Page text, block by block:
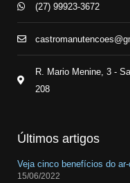
(27) 99923-3672
R. Mario Menine, 3 -
208
Últimos artigos
Veja cinco benefícios do
15/06/2022